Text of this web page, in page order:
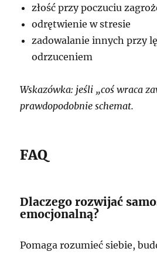
złość przy poczuciu
odrętwienie w stresie
zadowalanie innych przy
odrzuceniem
Wskazówka: jeśli „coś wraca
prawdopodobnie schemat.
FAQ
Dlaczego rozwijać
emocjonalną?
Pomaga rozumieć siebie,